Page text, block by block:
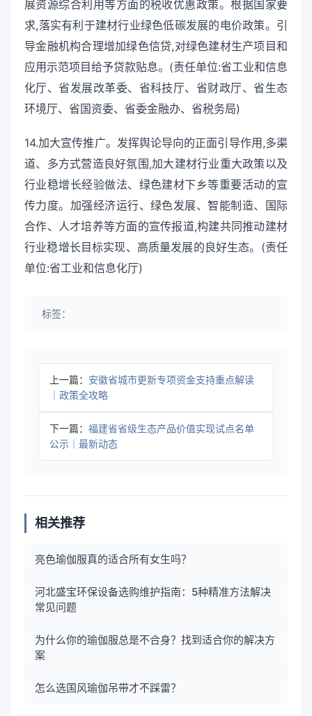
展资源综合利用等方面的税收优惠政策。根据国家要
求,落实有利于建材行业绿色低碳发展的电价政策。引
导金融机构合理增加绿色信贷,对绿色建材生产项目和
应用示范项目给予贷款贴息。(责任单位:省工业和信息
化厅、省发展改革委、省科技厅、省财政厅、省生态
环境厅、省国资委、省委金融办、省税务局)
14.加大宣传推广。发挥舆论导向的正面引导作用,多渠
道、多方式营造良好氛围,加大建材行业重大政策以及
行业稳增长经验做法、绿色建材下乡等重要活动的宣
传力度。加强经济运行、绿色发展、智能制造、国际
合作、人才培养等方面的宣传报道,构建共同推动建材
行业稳增长目标实现、高质量发展的良好生态。(责任
单位:省工业和信息化厅)
标签：
上一篇： 安徽省城市更新专项资金支持重点解读
｜政策全攻略
下一篇： 福建省省级生态产品价值实现试点名单
公示｜最新动态
相关推荐
亮色瑜伽服真的适合所有女生吗？
河北盛宝环保设备选购维护指南：5种精准方法解决
常见问题
为什么你的瑜伽服总是不合身？找到适合你的解决方
案
怎么选国风瑜伽吊带才不踩雷？